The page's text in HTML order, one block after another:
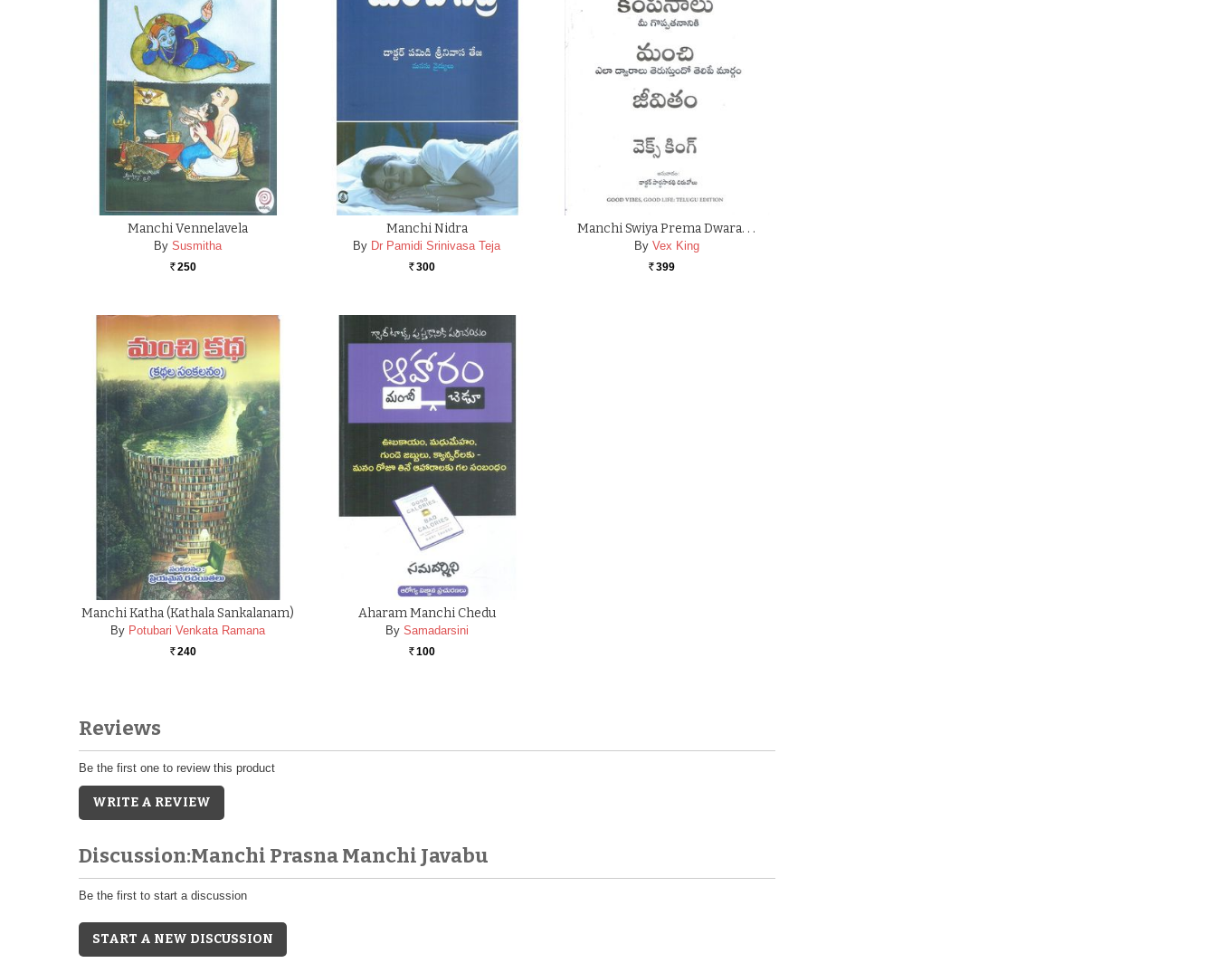
Manchi Vennelavela
By Susmitha
Rs. 250
Manchi Nidra
By Dr Pamidi Srinivasa Teja
Rs. 300
Manchi Swiya Prema Dwara. . .
By Vex King
Rs. 399
Manchi Katha (Kathala Sankalanam)
By Potubari Venkata Ramana
Rs. 240
Aharam Manchi Chedu
By Samadarsini
Rs. 100
Reviews
Be the first one to review this product
WRITE A REVIEW
Discussion:Manchi Prasna Manchi Javabu
Be the first to start a discussion
START A NEW DISCUSSION